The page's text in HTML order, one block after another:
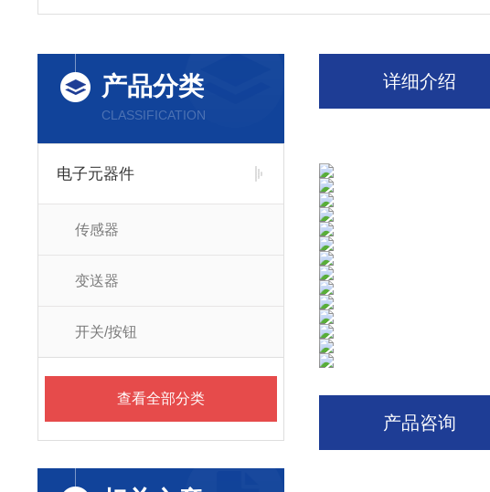
产品分类
CLASSIFICATION
电子元器件
传感器
变送器
开关/按钮
查看全部分类
详细介绍
产品咨询